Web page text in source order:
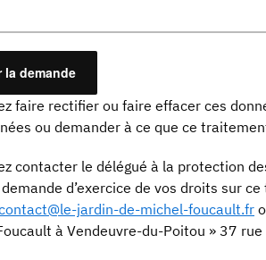
faire rectifier ou faire effacer ces
ou demander à ce que ce
contacter le délégué à la protection
d’exercice de vos droits sur
jardin-de-michel-foucault.fr
à Vendeuvre-du-Poitou » 37